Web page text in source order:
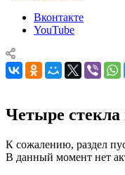
Вконтакте
YouTube
Четыре
К сожалению, раздел
В данный момент нет